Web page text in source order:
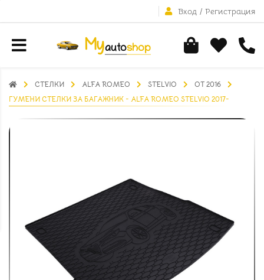
Вход / Регистрация
СТЕЛКИ ALFA ROMEO STELVIO
ОТ 2016
ГУМЕНИ СТЕЛКИ ЗА БАГАЖНИК - ALFA ROMEO STELVIO 2017-